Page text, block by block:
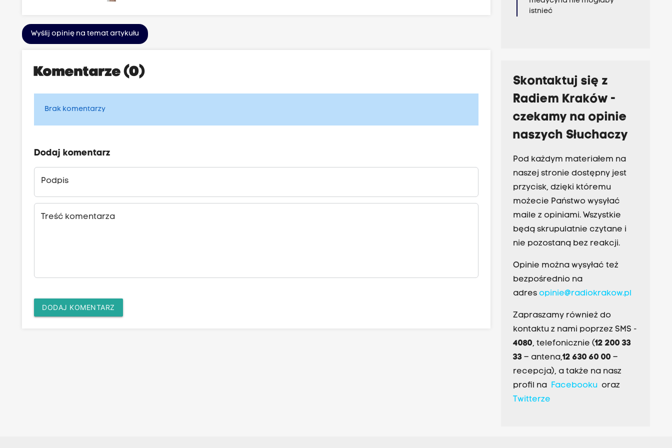
Wyślij opinię na temat artykułu
Komentarze (0)
Brak komentarzy
Dodaj komentarz
Podpis
Treść komentarza
DODAJ KOMENTARZ
istnieć
Skontaktuj się z
Radiem Kraków -
czekamy na opinie
naszych Słuchaczy
Pod każdym materiałem na
naszej stronie dostępny jest
przycisk, dzięki któremu
możecie Państwo wysyłać
maile z opiniami. Wszystkie
będą skrupulatnie czytane i
nie pozostaną bez reakcji.
Opinie można wysyłać też
bezpośrednio na
adres opinie@radiokrakow.pl
Zapraszamy również do
kontaktu z nami poprzez SMS -
4080, telefonicznie (12 200 33
33– antena,12 630 60 00 –
recepcja), a także na nasz
profil na Facebookuoraz
Twitterze